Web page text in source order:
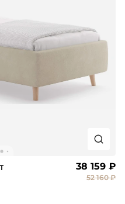
38 159 ₽
52 160 ₽